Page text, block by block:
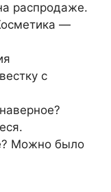
распродаже.
—
с
Можно было